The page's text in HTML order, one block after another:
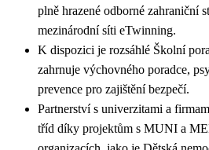
plně hrazené odborné zahraniční
mezinárodní síti eTwinning.
K dispozici je rozsáhlé Školní
zahrnuje výchovného poradce,
prevence pro zajištění bezpečí.
Partnerství s univerzitami a
tříd díky projektům s MUNI a